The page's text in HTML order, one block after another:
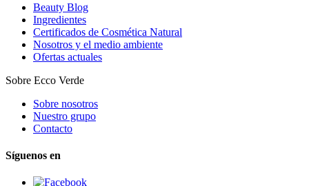
Beauty Blog
Ingredientes
Certificados de Cosmética Natural
Nosotros y el medio ambiente
Ofertas actuales
Sobre Ecco Verde
Sobre nosotros
Nuestro grupo
Contacto
Síguenos en